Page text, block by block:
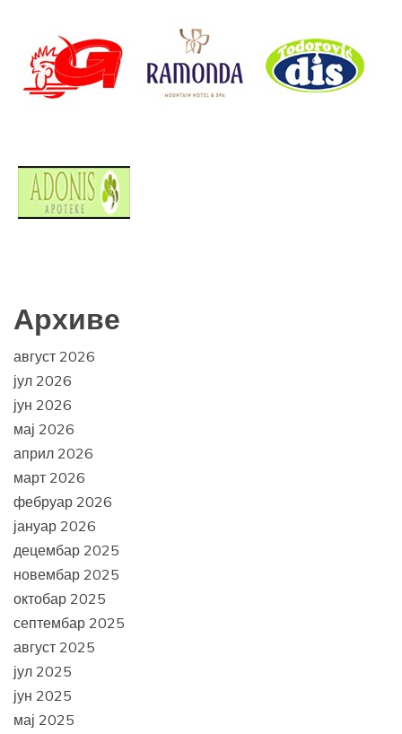
Архиве
август 2026
јул 2026
јун 2026
мај 2026
април 2026
март 2026
фебруар 2026
јануар 2026
децембар 2025
новембар 2025
октобар 2025
септембар 2025
август 2025
јул 2025
јун 2025
мај 2025